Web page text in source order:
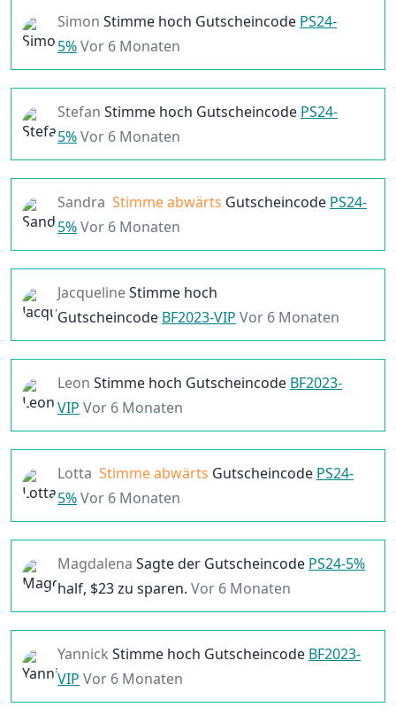
Simon Stimme hoch Gutscheincode PS24-
5%Vor 6 Monaten
Stefan Stimme hoch Gutscheincode PS24-
5%Vor 6 Monaten
Sandra Stimme abwärts Gutscheincode PS24-
5%Vor 6 Monaten
JacquelineStimme hoch
Gutscheincode BF2023-VIP Vor 6 Monaten
Leon Stimme hoch Gutscheincode BF2023-
VIP Vor 6 Monaten
Lotta Stimme abwärts Gutscheincode PS24-
5%Vor 6 Monaten
Magdalena Sagte der Gutscheincode PS24-5%
half, $23zu sparen. Vor 6 Monaten
Yannick Stimme hoch Gutscheincode BF2023-
VIP Vor 6 Monaten